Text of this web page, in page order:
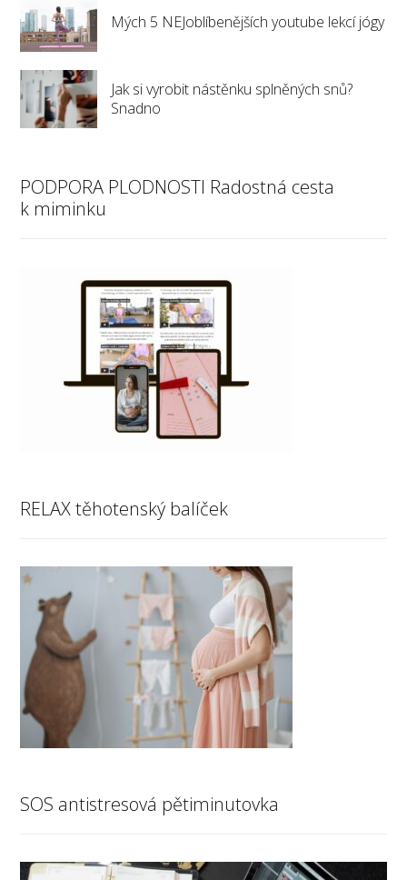
Mých 5 NEJoblíbenějších youtube lekcí jógy
Jak si vyrobit nástěnku splněných snů?
Snadno
PODPORA PLODNOSTI Radostná cesta
k miminku
RELAX těhotenský balíček
SOS antistresová pětiminutovka